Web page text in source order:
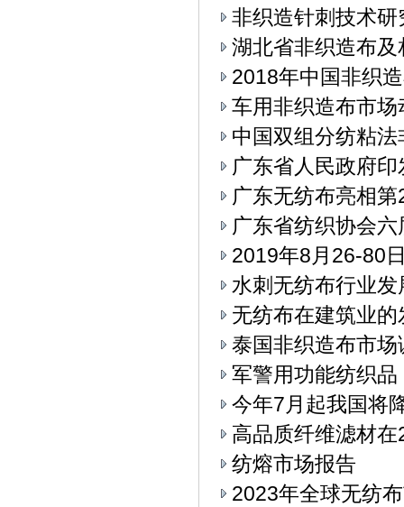
非织造针刺技术
湖北省非织造布
2018年中国非织
车用非织造布市场
中国双组分纺粘
广东省人民政府
广东无纺布亮相
广东省纺织协会
2019年8月26-80
水刺无纺布行业
无纺布在建筑业的
泰国非织造布市场
军警用功能纺织品
今年7月起我国将
高品质纤维滤材
纺熔市场报告
2023年全球无纺